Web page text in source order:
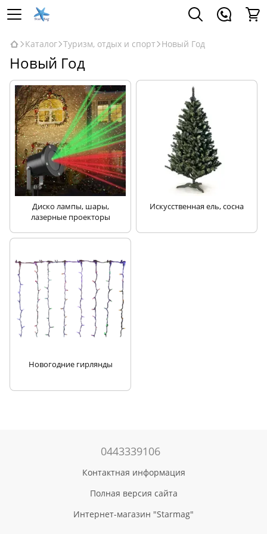
Каталог Туризм, отдых и спорт Новый Год
Новый Год
Диско лампы, шары,
лазерные проекторы
Искусственная ель, сосна
Новогодние гирлянды
0443339106
Контактная информация
Полная версия сайта
Интернет-магазин "Starmag"